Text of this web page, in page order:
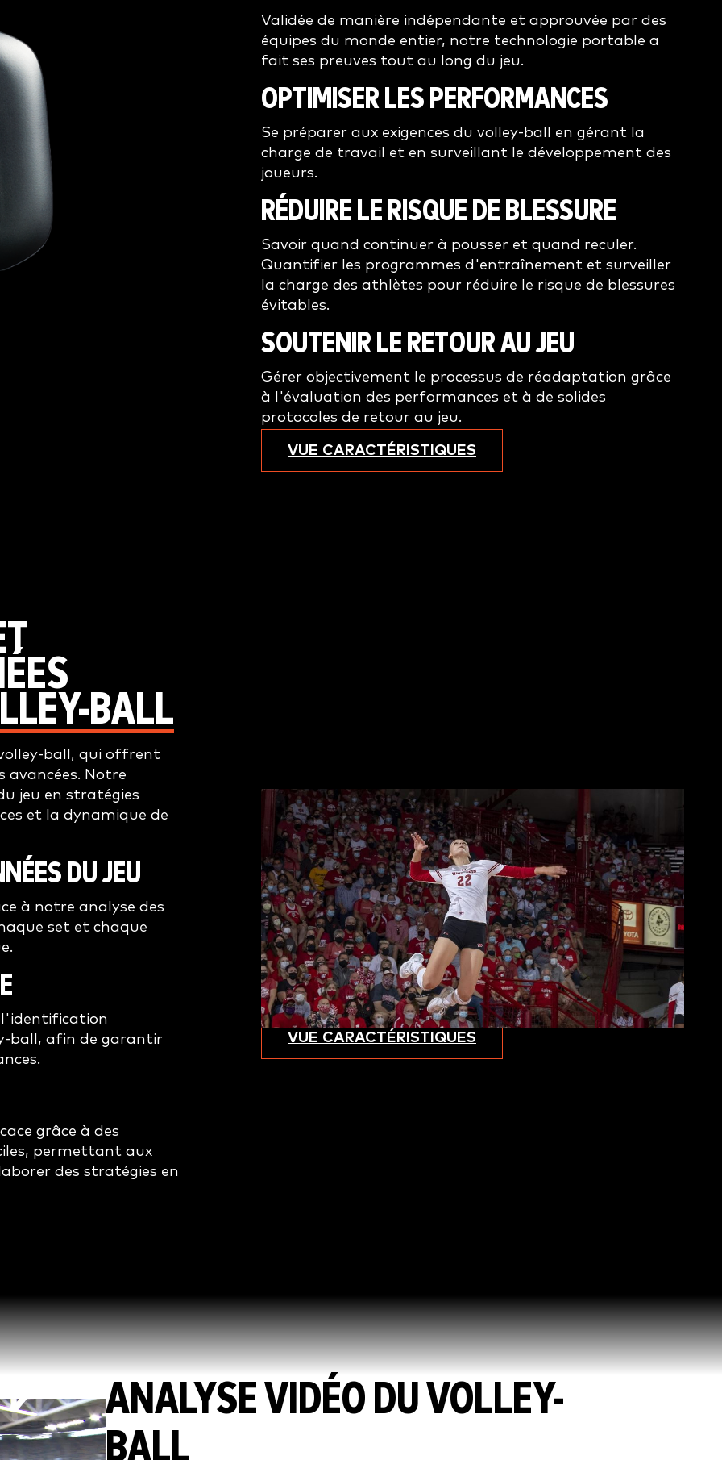
Validée de manière indépendante et approuvée par des
équipes du monde entier, notre technologie portable a
fait ses preuves tout au long du jeu.
OPTIMISER LES PERFORMANCES
Se préparer aux exigences du volley-ball en gérant la
charge de travail et en surveillant le développement des
joueurs.
RÉDUIRE LE RISQUE DE BLESSURE
Savoir quand continuer à pousser et quand reculer.
Quantifier les programmes d'entraînement et surveiller
la charge des athlètes pour réduire le risque de blessures
évitables.
SOUTENIR LE RETOUR AU JEU
Gérer objectivement le processus de réadaptation grâce
à l'évaluation des performances et à de solides
protocoles de retour au jeu.
VUE CARACTÉRISTIQUES
BALL
ball, qui offrent
avancées. Notre
jeu en stratégies
et la dynamique de
DU JEU
à notre analyse des
set et chaque
l'identification
ball, afin de garantir
grâce à des
permettant aux
des stratégies en
VUE CARACTÉRISTIQUES
ANALYSE VIDÉO DU VOLLEY-
BALL